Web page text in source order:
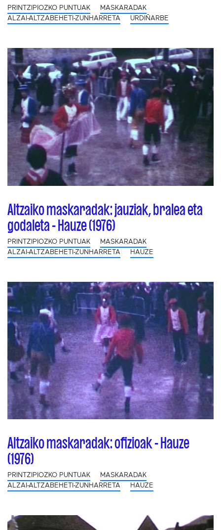
PRINTZIPIOZKO PUNTUAK
MASKARADAK
ALZAI-ALTZABEHETI-ZUNHARRETA
URDIÑARBE
Altzaiko maskaradak: jauziak, bralea eta
godaleta - Hauze (1976)
PRINTZIPIOZKO PUNTUAK
MASKARADAK
ALZAI-ALTZABEHETI-ZUNHARRETA
HAUZE
Altzaiko maskaradak: ofizioak - Hauze
(1976)
PRINTZIPIOZKO PUNTUAK
MASKARADAK
ALZAI-ALTZABEHETI-ZUNHARRETA
HAUZE